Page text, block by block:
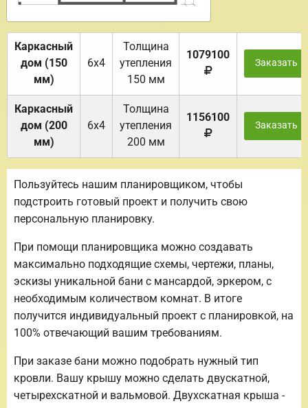
Каркасный
дом (150
мм)
6х4
Толщина
утепления
150 мм
1079100
Заказать
Каркасный
дом (200
мм)
6х4
Толщина
утепления
200 мм
1156100
Заказать
Пользуйтесь нашим планировщиком, чтобы
подстроить готовый проект и получить свою
персональную планировку.
При помощи планировщика можно создавать
максимально подходящие схемы, чертежи, планы,
эскизы уникальной бани с мансардой, эркером, с
необходимым количеством комнат. В итоге
получится индивидуальный проект с планировкой, на
100% отвечающий вашим требованиям.
При заказе бани можно подобрать нужный тип
кровли. Вашу крышу можно сделать двускатной,
четырехскатной и вальмовой. Двухскатная крыша -